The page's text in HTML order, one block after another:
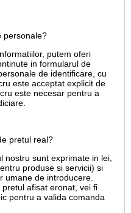
personale?
putem oferi
in formularul de
de identificare, cu
este acceptat explicit de
este necesar pentru a
pretul real?
nostru sunt exprimate in lei,
produse si servicii) si
umane de introducere.
afisat eronat, vei fi
pentru a valida comanda